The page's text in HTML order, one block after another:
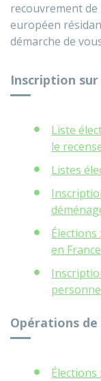
recouvrement
européen
démarche de
Inscription
Liste
le
Listes
en France
Opérations